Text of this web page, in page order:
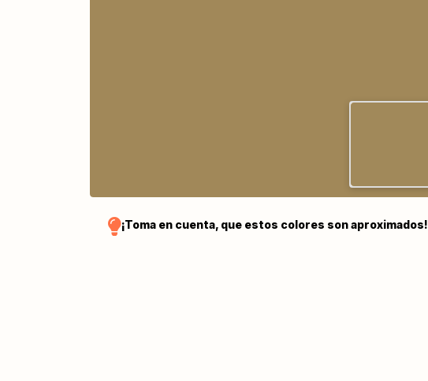
¡Toma en cuenta, que estos colores son aproximados!